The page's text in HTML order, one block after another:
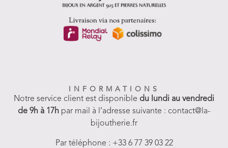
INFORMATIONS
Notre service client est disponible du lundi au vendredi
de 9h à 17h par mail à l’adresse suivante : contact@la-
bijoutherie.fr
Par téléphone : +33 6 77 39 03 22